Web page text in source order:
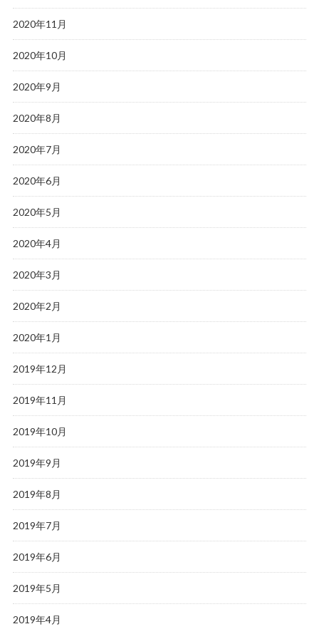
2020年11月
2020年10月
2020年9月
2020年8月
2020年7月
2020年6月
2020年5月
2020年4月
2020年3月
2020年2月
2020年1月
2019年12月
2019年11月
2019年10月
2019年9月
2019年8月
2019年7月
2019年6月
2019年5月
2019年4月